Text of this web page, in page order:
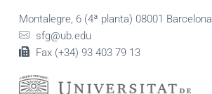
Montalegre, 6 (4ª planta) 08001 Barcelona
sfg@ub.edu
Fax (+34) 93 403 79 13